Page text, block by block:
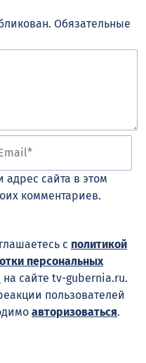
Обязательные
сайта в этом
комментариев.
с политикой
персональных
на сайте tv-gubernia.ru.
пользователей
авторизоваться.